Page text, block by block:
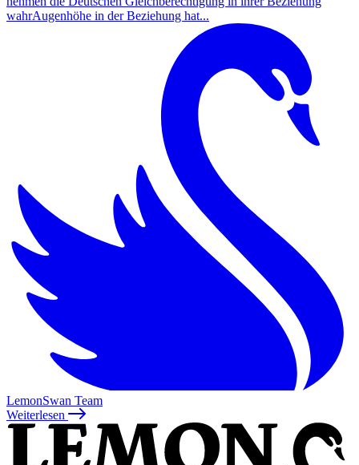
wahrAugenhöhe in der Beziehung hat...
LemonSwan Team
Weiterlesen